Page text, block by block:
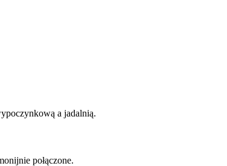
a jadalnią.
połączone.